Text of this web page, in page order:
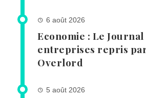
6 août 2026
Economie : Le Journal
entreprises repris
Overlord
5 août 2026